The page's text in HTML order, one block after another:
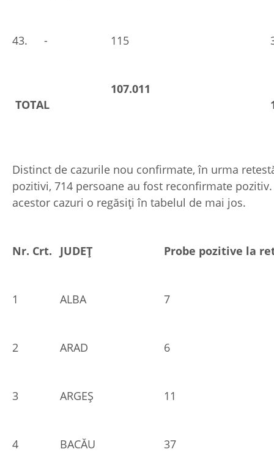
43. - 115
TOTAL
107.011
Distinct de cazurile nou confirmate, în urma
pozitivi, 714 persoane au fost reconfirmate
acestor cazuri o regăsiți în tabelul de mai jos.
Nr. Crt. JUDEȚ Probe pozitive la
1 ALBA 7
2 ARAD 6
3 ARGEŞ 11
4 BACĂU 37